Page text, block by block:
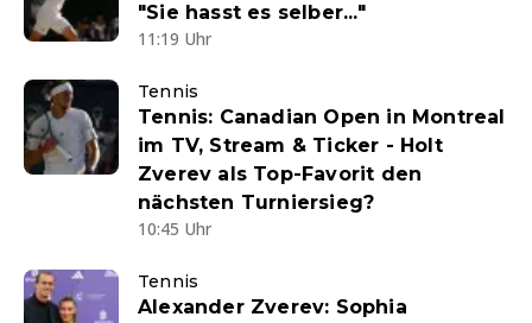
"Sie hasst es selber..."
11:19 Uhr
Tennis
Tennis: Canadian Open in Montreal
im TV, Stream & Ticker - Holt
Zverev als Top-Favorit den
nächsten Turniersieg?
10:45 Uhr
Tennis
Alexander Zverev: Sophia